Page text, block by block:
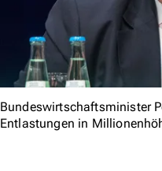
Bundeswirtschaftsminister
Entlastungen in